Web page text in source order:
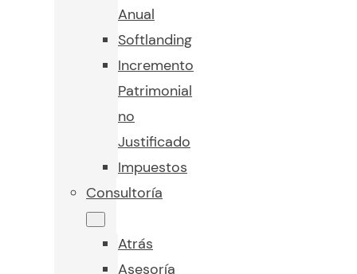
Anual
Softlanding
Incremento
Patrimonial
no
Justificado
Impuestos
Consultoría
Atrás
Asesoría